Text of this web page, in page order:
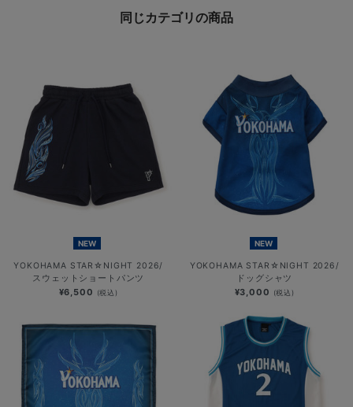
同じカテゴリの商品
NEW
YOKOHAMA STAR☆NIGHT 2026/
スウェットショートパンツ
¥6,500 (税込)
NEW
YOKOHAMA STAR☆NIGHT 2026/
ドッグシャツ
¥3,000 (税込)